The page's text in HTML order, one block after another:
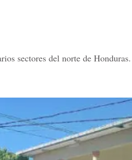
sectores del norte de Honduras.